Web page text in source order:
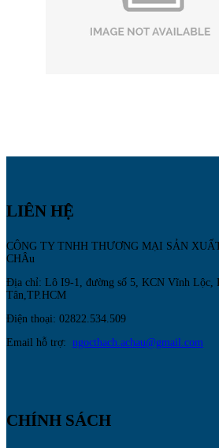
LIÊN HỆ
CÔNG TY TNHH THƯƠNG MẠI SẢN
CHÂu
Địa chỉ: Lô I9-1, đường số 5, KCN Vĩnh Lộc,
Tân,TP.HCM
Điện thoại: 02822.534.509
Email hỗ trợ: ngocthach.achau@gmail.com
CHÍNH SÁCH